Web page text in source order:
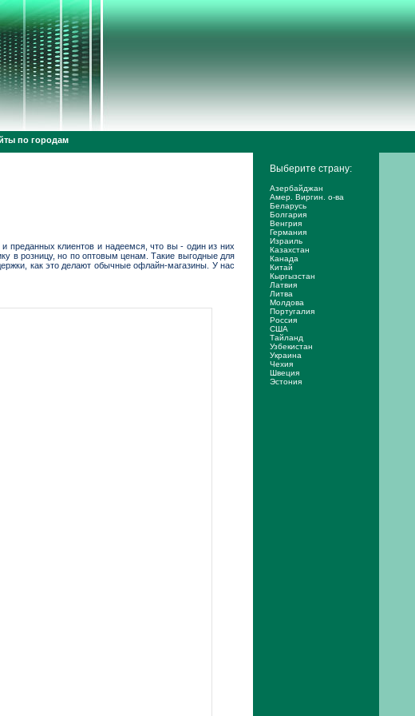
по городам
преданных клиентов и надеемся, что вы - один из них
в розницу, но по оптовым ценам. Такие выгодные для
как это делают обычные офлайн-магазины. У нас
Выберите страну:
Азербайджан
Амер. Виргин. о-ва
Беларусь
Болгария
Венгрия
Германия
Израиль
Казахстан
Канада
Китай
Кыргызстан
Латвия
Литва
Молдова
Португалия
Россия
США
Тайланд
Узбекистан
Украина
Чехия
Швеция
Эстония